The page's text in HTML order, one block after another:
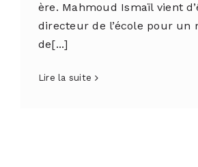
ère. Mahmoud Ismaïl vient
directeur de l’école pour un
de[...]
Lire la suite